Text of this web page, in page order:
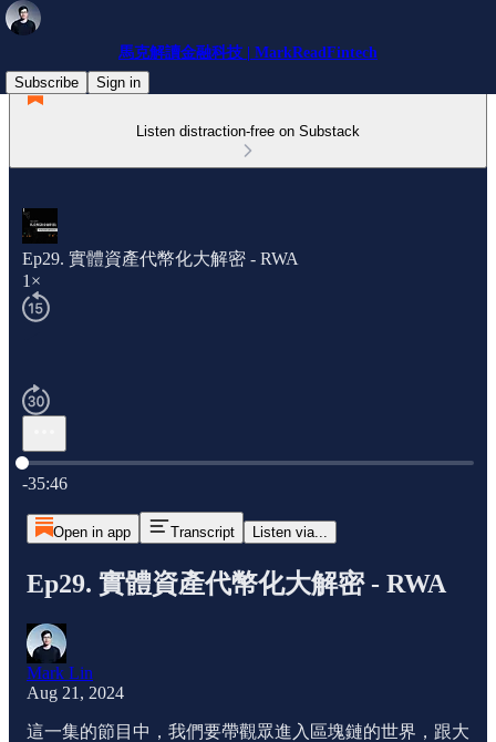
馬克解讀金融科技 | MarkReadFintech
Subscribe
Sign in
Listen distraction-free on Substack
Ep29. 實體資產代幣化大解密 - RWA
1×
Current time: 0:00 / Total time: -35:46
-35:46
Open in app Transcript Listen via...
Ep29. 實體資產代幣化大解密 - RWA
Mark Lin
Aug 21, 2024
這一集的節目中，我們要帶觀眾進入區塊鏈的世界，跟大